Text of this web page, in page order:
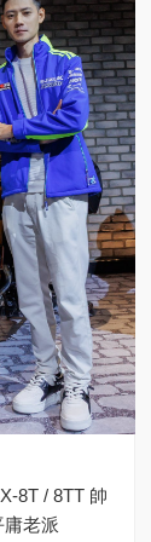
8T / 8TT 帥
庸老派